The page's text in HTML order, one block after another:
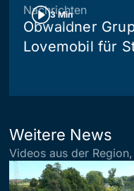
3 Min
Nachrichten
Obwaldner
Lovemobil für
Weitere News
Videos aus der